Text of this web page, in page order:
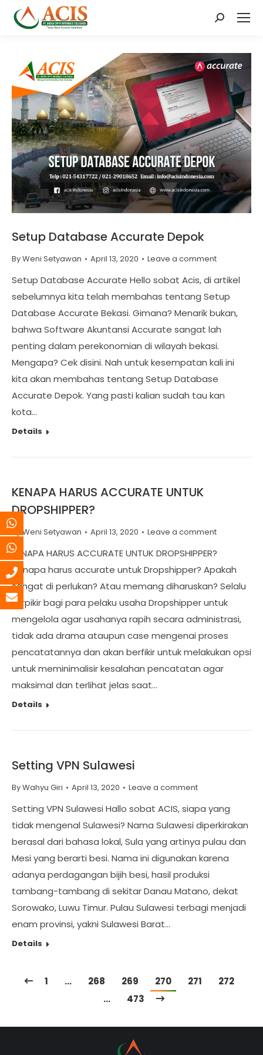
Search:
Setup Database Accurate Depok
ByWeni Setyawan April 13, 2020 Leave a comment
Setup Database Accurate Hello sobat Acis, di artikel
sebelumnya kita telah membahas tentang Setup
Database Accurate Bekasi. Gimana? Menarik bukan,
bahwa Software Akuntansi Accurate sangat lah
penting dalam perekonomian di wilayah bekasi.
Mengapa? Cek disini. Nah untuk kesempatan kali ini
kita akan membahas tentang Setup Database
Accurate Depok. Yang pasti kalian sudah tau kan
kota…
Details
KENAPA HARUS ACCURATE UNTUK
DROPSHIPPER?
By Weni Setyawan April 13, 2020 Leave a comment
KENAPA HARUS ACCURATE UNTUK DROPSHIPPER?
Kenapa harus accurate untuk Dropshipper? Apakah
sangat di perlukan? Atau memang diharuskan? Selalu
terpikir bagi para pelaku usaha Dropshipper untuk
mengelola agar usahanya rapih secara administrasi,
tidak ada drama ataupun case mengenai proses
pencatatannya dan akan berfikir untuk melakukan opsi
untuk meminimalisir kesalahan pencatatan agar
maksimal dan terlihat jelas saat…
Details
Setting VPN Sulawesi
ByWahyu Giri April 13, 2020 Leave a comment
Setting VPN Sulawesi Hallo sobat ACIS, siapa yang
tidak mengenal Sulawesi? Nama Sulawesi diperkirakan
berasal dari bahasa lokal, Sula yang artinya pulau dan
Mesi yang berarti besi. Nama ini digunakan karena
adanya perdagangan bijih besi, hasil produksi
tambang-tambang di sekitar Danau Matano, dekat
Sorowako, Luwu Timur. Pulau Sulawesi terbagi menjadi
enam provinsi, yakni Sulawesi Barat…
Details
1 … 268 269 270 271
272
…
473